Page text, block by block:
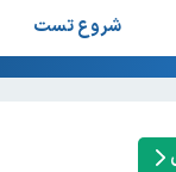
شروع تست